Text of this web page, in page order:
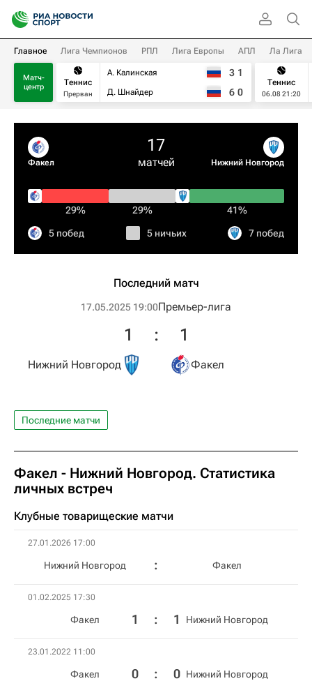
Главное Лига Чемпионов РПЛ Лига Европы АПЛ Ла Лига
Матч-
центр
Теннис
Прерван
А. Калинская
Д. Шнайдер
3 1
6 0
Теннис
06.08 21:20
Факел
17
матчей Нижний Новгород
29% 29% 41%
5 побед 5 ничьих 7 побед
Последний матч
17.05.2025 19:00Премьер-лига
Нижний Новгород
1 : 1
Факел
Последние матчи
Факел - Нижний Новгород. Статистика
личных встреч
Клубные товарищеские матчи
27.01.2026 17:00
Нижний Новгород Факел
01.02.2025 17:30
Факел 1 : 1 Нижний Новгород
23.01.2022 11:00
Факел 0 : 0 Нижний Новгород